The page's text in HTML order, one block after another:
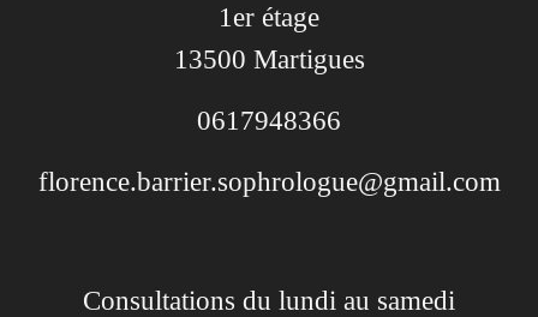
1er étage
13500 Martigues
0617948366
florence.barrier.sophrologue@gmail.com
Consultations du lundi au samedi